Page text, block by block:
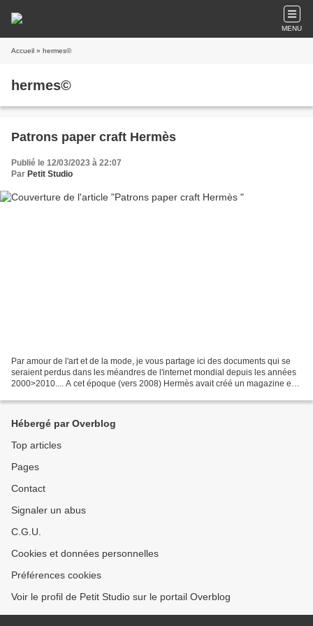
MENU
Accueil » hermes©
hermes©
Patrons paper craft Hermès
Publié le 12/03/2023 à 22:07
Par Petit Studio
Par amour de l'art et de la mode, je vous partage ici des documents qui se
seraient perdus dans les méandres de l'internet mondial depuis les années
2000>2010.... A cet époque (vers 2008) Hermès avait créé un magazine en
Hébergé par Overblog
Top articles
Pages
Contact
Signaler un abus
C.G.U.
Cookies et données personnelles
Préférences cookies
Voir le profil de Petit Studio sur le portail Overblog